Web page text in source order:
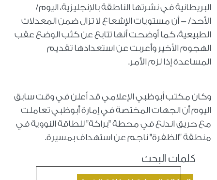
البريطانية في نشرتها الناطقة بالإنجليزية، اليوم/
الأحد/ - أن مستويات الإشعاع لا تزال ضمن المعدلات
الطبيعية، كما أوضحت أنها تتابع عن كثب الوضع عقب
الهجوم الأخير وأعربت عن استعدادها تقديم
المساعدة إذا لزم الأمر.
وكان مكتب أبوظبي الإعلامي قد أعلن في وقت سابق
اليوم أن الجهات المختصة في إمارة أبوظبي تعاملت
مع حريق اندلع في محطة "براكة" للطاقة النووية في
منطقة "الظفرة" ناجم عن استهداف بمسيرة.
كلمات البحث